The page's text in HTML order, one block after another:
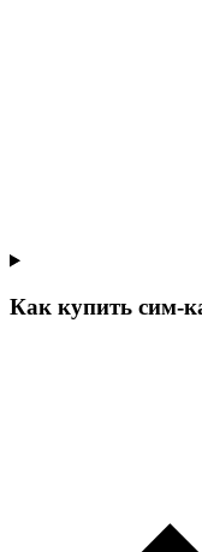
Как купить сим-